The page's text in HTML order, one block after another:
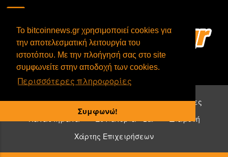
To bitcoinnews.gr χρησιμοποιεί cookies για
την αποτελεσματική λειτουργία του
ιστοτόπου. Με την πλοήγησή σας στο site
συμφωνείτε στην αποδοχή των cookies.
Περισσότερες πληροφορίες
Συμφωνώ!
Επιχειρήσεις που δέχονται bitcoin:
Υπηρεσίες
Καταστήματα
Εστιατόρια - Bar
Διαμονή
Χάρτης Επιχειρήσεων